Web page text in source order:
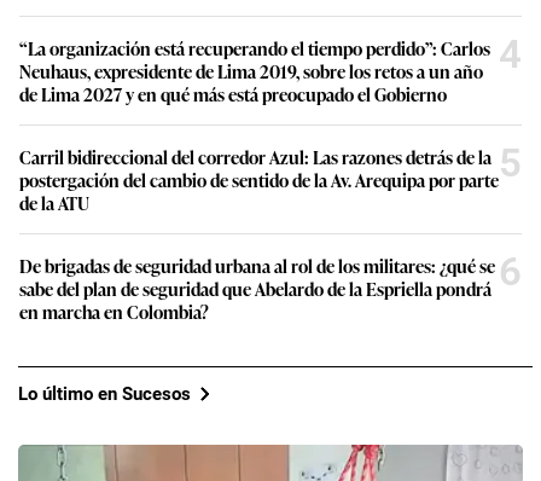
“La organización está recuperando el tiempo perdido”: Carlos
Neuhaus, expresidente de Lima 2019, sobre los retos a un año
de Lima 2027 y en qué más está preocupado el Gobierno
4
Carril bidireccional del corredor Azul: Las razones detrás de la
postergación del cambio de sentido de la Av. Arequipa por parte
de la ATU
5
De brigadas de seguridad urbana al rol de los militares: ¿qué se
sabe del plan de seguridad que Abelardo de la Espriella pondrá
en marcha en Colombia?
6
Lo último en Sucesos